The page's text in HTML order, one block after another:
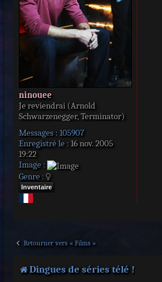
ninouee
Je reviendrai (Arnold
Schwarzenegger, Terminator)
Messages : 105907
Enregistré le : 16 nov. 2005
19:22
Image :
Genre :
Inventaire
Retourner vers « Films »
Dingues de séries télé !